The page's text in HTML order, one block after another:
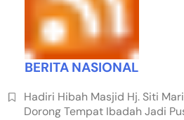
BERITA NASIONAL
Hadiri Hibah Masjid Hj. Siti
Dorong Tempat Ibadah Jadi